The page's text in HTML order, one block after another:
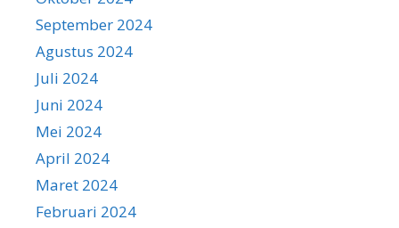
September 2024
Agustus 2024
Juli 2024
Juni 2024
Mei 2024
April 2024
Maret 2024
Februari 2024